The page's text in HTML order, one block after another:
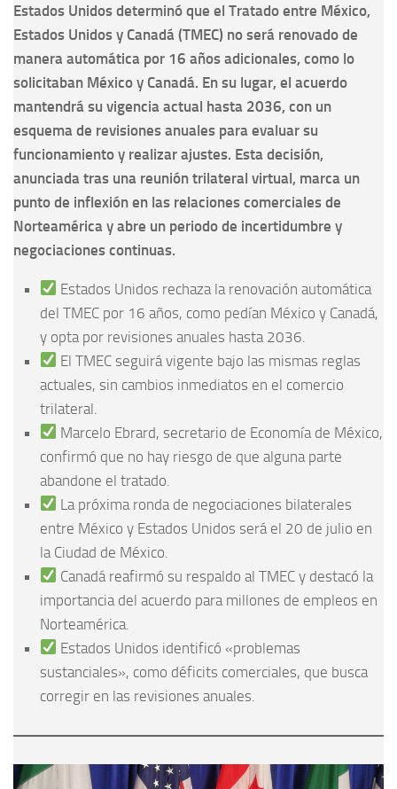
Estados Unidos determinó que el Tratado entre México,
Estados Unidos y Canadá (TMEC) no será renovado de
manera automática por 16 años adicionales, como lo
solicitaban México y Canadá. En su lugar, el acuerdo
mantendrá su vigencia actual hasta 2036, con un
esquema de revisiones anuales para evaluar su
funcionamiento y realizar ajustes. Esta decisión,
anunciada tras una reunión trilateral virtual, marca un
punto de inflexión en las relaciones comerciales de
Norteamérica y abre un periodo de incertidumbre y
negociaciones continuas.
Estados Unidos rechaza la renovación automática
del TMEC por 16 años, como pedían México y Canadá,
y opta por revisiones anuales hasta 2036.
El TMEC seguirá vigente bajo las mismas reglas
actuales, sin cambios inmediatos en el comercio
trilateral.
Marcelo Ebrard, secretario de Economía de México,
confirmó que no hay riesgo de que alguna parte
abandone el tratado.
La próxima ronda de negociaciones bilaterales
entre México y Estados Unidos será el 20 de julio en
la Ciudad de México.
Canadá reafirmó su respaldo al TMEC y destacó la
importancia del acuerdo para millones de empleos en
Norteamérica.
Estados Unidos identificó «problemas
sustanciales», como déficits comerciales, que busca
corregir en las revisiones anuales.